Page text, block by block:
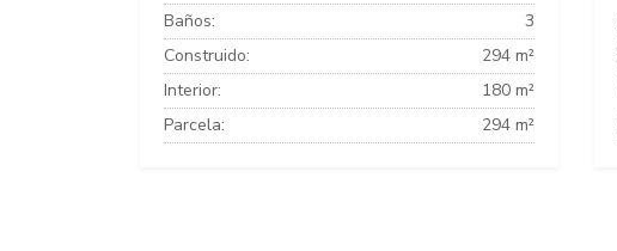
Baños:
3
Construido:
294 m²
Interior:
180 m²
Parcela:
294 m²